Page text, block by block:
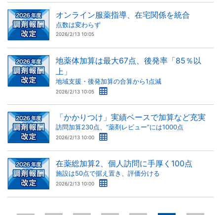
オンライン服薬指導、在宅関係を統合
点数は変わらず
2026/2/13 10:05
地薬体加算は最大67点、後発率「85％以
上」
地域支援・後発加算の合算から1点減
2026/2/13 10:05
「かかりつけ」実績ベースで加算など充実
訪問加算230点、“薬剤レビュー”には1000点
2026/2/13 10:00
在薬総加算2、個人訪問に手厚く100点
施設は50点で据え置き、評価分ける
2026/2/13 10:00